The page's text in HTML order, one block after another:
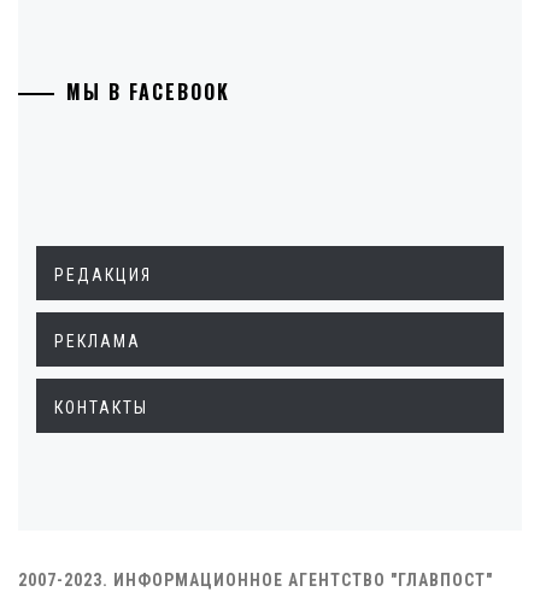
МЫ В FACEBOOK
РЕДАКЦИЯ
РЕКЛАМА
КОНТАКТЫ
2007-2023. ИНФОРМАЦИОННОЕ АГЕНТСТВО "ГЛАВПОСТ"